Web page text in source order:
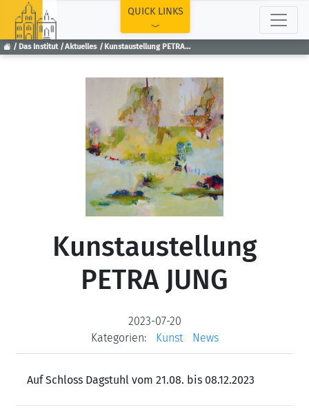
Das Institut Aktuelles Kunstaustellung PETRA JUNG
QUICK LINKS
Kunstaustellung
PETRA JUNG
2023-07-20
Kategorien:
Kunst News
Auf Schloss Dagstuhl vom 21.08. bis 08.12.2023